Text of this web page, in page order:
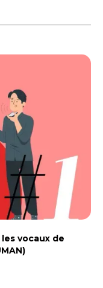
vocaux de